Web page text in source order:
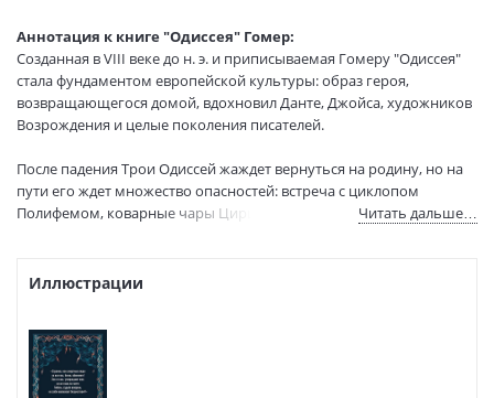
Редактор/
составитель:
Лысянская Анна
Перевод:
Жуковский Василий Андреевич
Тип обложки:
Твердый переплет
Формат:
84х108 1/32
(ДхШхВ):
Вес:
425 гр.
Страниц:
448
Код товара:
ISBN:
В продаже с:
Аннотация к книге "Одиссея" Гомер:
Созданная в VIII веке до н. э. и приписываемая Гомеру "Одиссея"
стала фундаментом европейской культуры: образ героя,
возвращающегося домой, вдохновил Данте, Джойса, художников
Возрождения и целые поколения писателей.
После падения Трои Одиссей жаждет вернуться на родину, но на
пути его ждет множество опасностей: встреча с циклопом
Полифемом, коварные чары Цирцеи, месть Посейдона и долгий
Афина. Но получится ли у семьи воссоединиться, если враги уже
Читать дальше…
Иллюстрации